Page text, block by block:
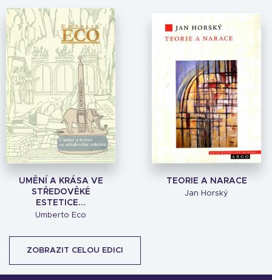
UMĚNÍ A KRÁSA VE
STŘEDOVĚKÉ
ESTETICE...
Umberto Eco
TEORIE A NARACE
Jan Horský
ZOBRAZIT CELOU EDICI